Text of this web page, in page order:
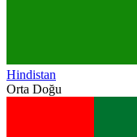
Hindistan
Orta Doğu